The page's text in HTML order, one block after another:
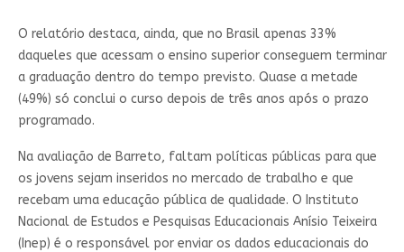
O relatório destaca, ainda, que no Brasil apenas 33%
daqueles que acessam o ensino superior conseguem terminar
a graduação dentro do tempo previsto. Quase a metade
(49%) só conclui o curso depois de três anos após o prazo
programado.
Na avaliação de Barreto, faltam políticas públicas para que
os jovens sejam inseridos no mercado de trabalho e que
recebam uma educação pública de qualidade. O Instituto
Nacional de Estudos e Pesquisas Educacionais Anísio Teixeira
(Inep) é o responsável por enviar os dados educacionais do